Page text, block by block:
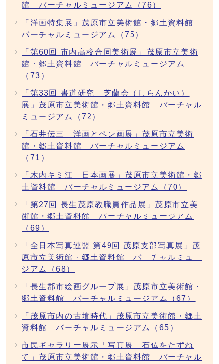
館 バーチャルミュージアム（76）
「洋画特集展」茂原市立美術館・郷土資料館
バーチャルミュージアム（75）
「第60回 市内高校合同美術展」茂原市立美術
館・郷土資料館 バーチャルミュージアム
（73）
「第33回 書道研究 芝蘭会（しらんかい）
展」茂原市立美術館・郷土資料館 バーチャル
ミュージアム（72）
「石井伝三 洋画とペン画展」茂原市立美術
館・郷土資料館 バーチャルミュージアム
（71）
「木内キミ江 日本画展」茂原市立美術館・郷
土資料館 バーチャルミュージアム（70）
「第27回 長生茂原教職員作品展」茂原市立美
術館・郷土資料館 バーチャルミュージアム
（69）
「全日本写真連盟 第49回 茂原支部写真展」茂
原市立美術館・郷土資料館 バーチャルミュー
ジアム（68）
「長生郡市絵画グループ展」茂原市立美術館・
郷土資料館 バーチャルミュージアム（67）
「茂原市内の古墳時代」茂原市立美術館・郷土
資料館 バーチャルミュージアム（65）
市民ギャラリー展示「写真展 石仏をたずね
て」茂原市立美術館・郷土資料館 バーチャル